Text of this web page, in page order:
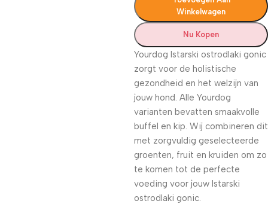
Winkelwagen
Nu Kopen
Yourdog Istarski ostrodlaki gonic
zorgt voor de holistische
gezondheid en het welzijn van
jouw hond. Alle Yourdog
varianten bevatten smaakvolle
buffel en kip. Wij combineren dit
met zorgvuldig geselecteerde
groenten, fruit en kruiden om zo
te komen tot de perfecte
voeding voor jouw Istarski
ostrodlaki gonic.